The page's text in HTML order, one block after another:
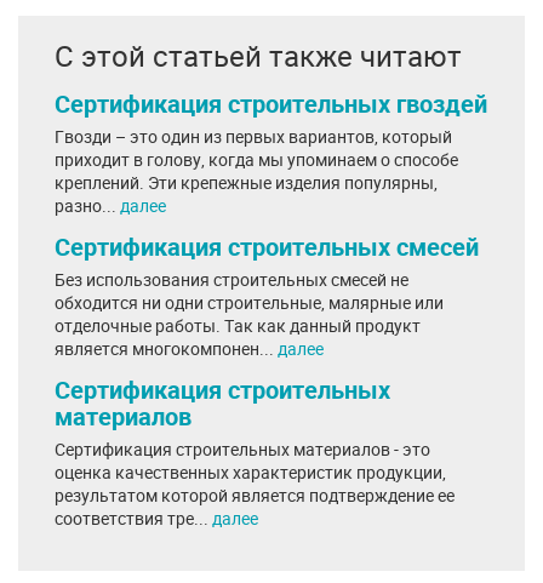
С этой статьей также читают
Сертификация строительных гвоздей
Гвозди – это один из первых вариантов, который
приходит в голову, когда мы упоминаем о способе
креплений. Эти крепежные изделия популярны,
разно... далее
Сертификация строительных смесей
Без использования строительных смесей не
обходится ни одни строительные, малярные или
отделочные работы. Так как данный продукт
является многокомпонен... далее
Сертификация строительных
материалов
Сертификация строительных материалов - это
оценка качественных характеристик продукции,
результатом которой является подтверждение ее
соответствия тре... далее